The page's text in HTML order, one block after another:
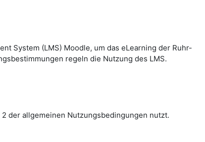
System (LMS) Moodle, um das eLearning der Ruhr-
regeln die Nutzung des LMS.
der allgemeinen Nutzungsbedingungen nutzt.